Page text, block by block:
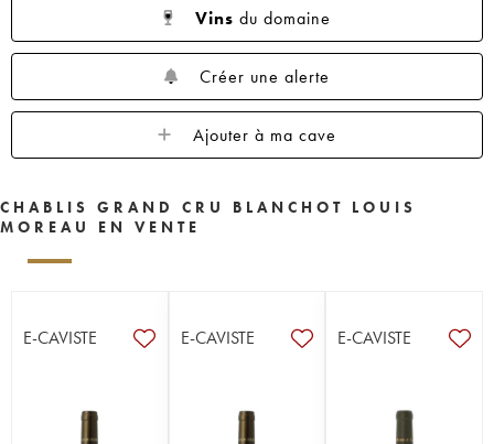
Vins du domaine
Créer une alerte
Ajouter à ma cave
CHABLIS GRAND CRU BLANCHOT LOUIS
MOREAU EN VENTE
E-CAVISTE E-CAVISTE E-CAVISTE